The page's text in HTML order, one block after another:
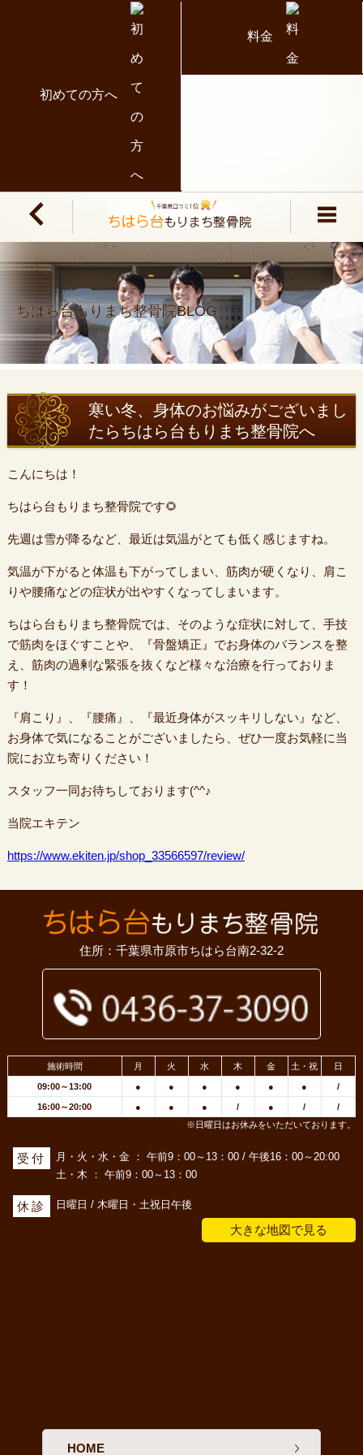
初めての方へ
料金
ちはら台もりまち整骨院BLOG
寒い冬、身体のお悩みがございまし
たらちはら台もりまち整骨院へ
こんにちは！
ちはら台もりまち整骨院です🌻
先週は雪が降るなど、最近は気温がとても低く感じますね。
気温が下がると体温も下がってしまい、筋肉が硬くなり、肩こ
りや腰痛などの症状が出やすくなってしまいます。
ちはら台もりまち整骨院では、そのような症状に対して、手技
で筋肉をほぐすことや、『骨盤矯正』でお身体のバランスを整
え、筋肉の過剰な緊張を抜くなど様々な治療を行っておりま
す！
『肩こり』、『腰痛』、『最近身体がスッキリしない』など、
お身体で気になることがございましたら、ぜひ一度お気軽に当
院にお立ち寄りください！
スタッフ一同お待ちしております(^^♪
当院エキテン
https://www.ekiten.jp/shop_33566597/review/
住所：千葉県市原市ちはら台南2-32-2
施術時間 月 火 水 木 金 土・祝 日
09:00～13:00 ● ● ● ● ● ● /
16:00～20:00 ● ● ● / ● /
/
※日曜日はお休みをいただいております。
受付
月・火・水・金 ： 午前9：00～13：00 / 午後16：00～20:00
土・木 ： 午前9：00～13：00
休診 日曜日 / 木曜日・土祝日午後
大きな地図で見る
HOME